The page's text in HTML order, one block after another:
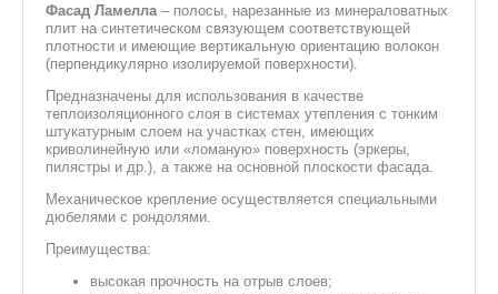
Фасад Ламелла – полосы, нарезанные из минераловатных
плит на синтетическом связующем соответствующей
плотности и имеющие вертикальную ориентацию волокон
(перпендикулярно изолируемой поверхности).
Предназначены для использования в качестве
теплоизоляционного слоя в системах утепления с тонким
штукатурным слоем на участках стен, имеющих
криволинейную или «ломаную» поверхность (эркеры,
пилястры и др.), а также на основной плоскости фасада.
Механическое крепление осуществляется специальными
дюбелями с рондолями.
Преимущества:
высокая прочность на отрыв слоев;